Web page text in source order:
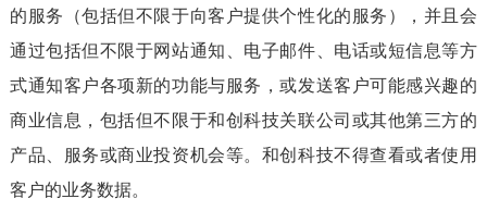
的服务（包括但不限于向客户提供个性化的服务），并且会
通过包括但不限于网站通知、电子邮件、电话或短信息等方
式通知客户各项新的功能与服务，或发送客户可能感兴趣的
商业信息，包括但不限于和创科技关联公司或其他第三方的
产品、服务或商业投资机会等。和创科技不得查看或者使用
客户的业务数据。